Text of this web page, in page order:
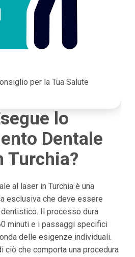
per la Tua Salute
lo
Dentale
Turchia?
al laser in Turchia è una
esclusiva che deve essere
Il processo dura
minuti e i passaggi specifici
delle esigenze individuali.
ciò che comporta una procedura